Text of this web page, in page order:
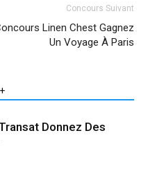
Concours Suivant
Linen Chest Gagnez
Un Voyage À Paris
Donnez Des